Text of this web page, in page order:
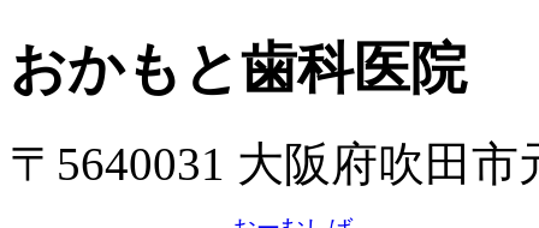
おかもと歯科医院
〒5640031 大阪府吹田